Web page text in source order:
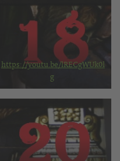
https://youtu.be/lRECgWUk0l
g